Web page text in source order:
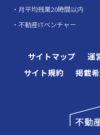
月平均残業20時間以内
不動産ITベンチャー
サイトマップ 運
サイト規約
掲載